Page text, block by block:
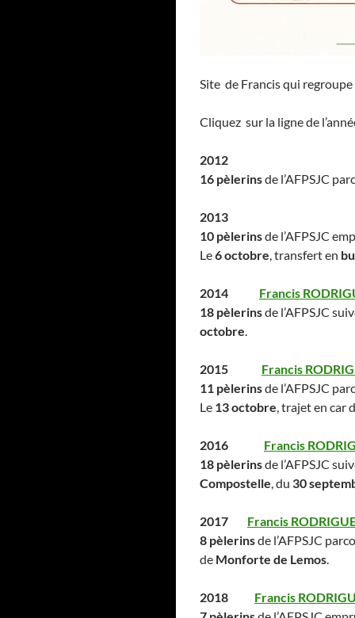
Site de Francis qui
Cliquez sur la ligne de
2012
16 pèlerinsde l’AFPSJC
2013
10 pèlerinsde l’AFPSJC
Le6 octobre, transfert en
2014 Francis
18 pèlerinsde l’AFPSJC
octobre.
2015 Francis
11 pèlerinsde l’AFPSJC
Le 13 octobre, trajet en car
2016 Francis
18 pèlerinsde l’AFPSJC
Compostelle, du 30
2017 Francis
8 pèlerinsde l’AFPSJC
de Monforte de Lemos.
2018 Francis